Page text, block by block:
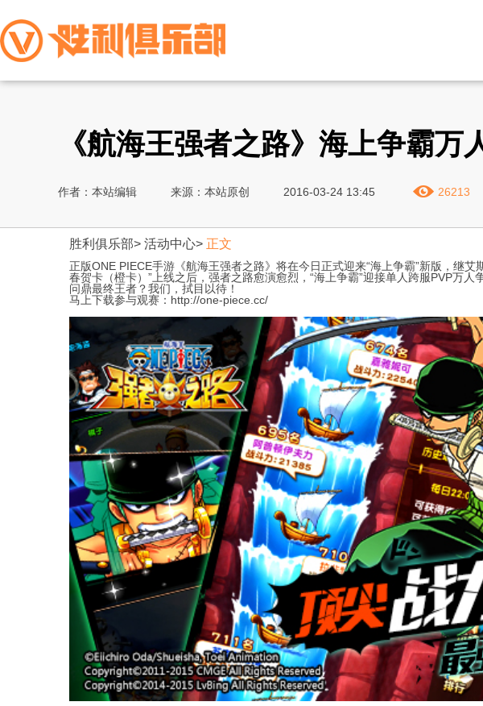
《航海王强者之路》海上争霸
作者：本站编辑 来源：本站原创 2016-03-24 13:45 26213
胜利俱乐部> 活动中心> 正文
正版ONE PIECE手游《航海王强者之路》将在今日正式迎来“海上争霸”新版，继艾
春贺卡（橙卡）”上线之后，强者之路愈演愈烈，“海上争霸”迎接单人跨服PVP万
问鼎最终王者？我们，拭目以待！
马上下载参与观赛：http://one-piece.cc/